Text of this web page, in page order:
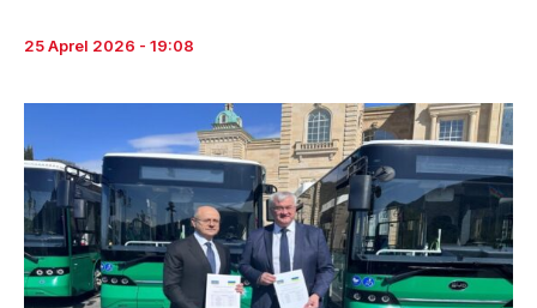
25 Aprel 2026 - 19:08